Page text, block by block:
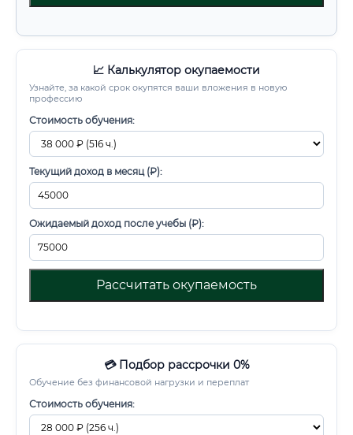
📈 Калькулятор окупаемости
Узнайте, за какой срок окупятся ваши вложения в новую
профессию
Стоимость обучения:
Текущий доход в месяц (₽):
Ожидаемый доход после учебы (₽):
Рассчитать окупаемость
💳 Подбор рассрочки 0%
Обучение без финансовой нагрузки и переплат
Стоимость обучения: